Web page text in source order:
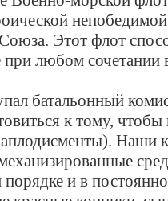
Этот флот
любом сочетании
батальонный
к тому,
Наши
и в